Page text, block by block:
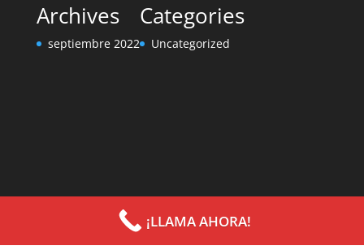
Archives
septiembre 2022
Categories
Uncategorized
¡LLAMA AHORA!